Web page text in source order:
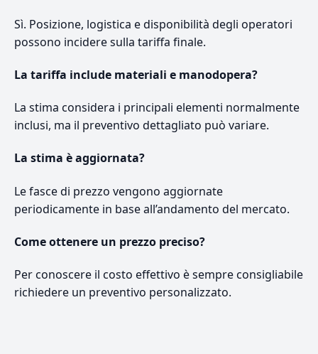
Sì. Posizione, logistica e disponibilità degli operatori
possono incidere sulla tariffa finale.
La tariffa include materiali e manodopera?
La stima considera i principali elementi normalmente
inclusi, ma il preventivo dettagliato può variare.
La stima è aggiornata?
Le fasce di prezzo vengono aggiornate
periodicamente in base all’andamento del mercato.
Come ottenere un prezzo preciso?
Per conoscere il costo effettivo è sempre consigliabile
richiedere un preventivo personalizzato.